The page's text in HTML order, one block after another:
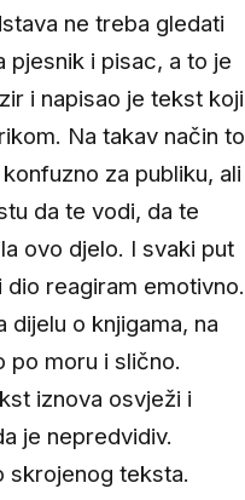
ne treba gledati
pjesnik i pisac, a to je
i napisao je tekst koji
Na takav način to
za publiku, ali
da te vodi, da te
ovo djelo. I svaki put
reagiram emotivno.
dijelu o knjigama, na
po moru i slično.
iznova osvježi i
je nepredvidiv.
skrojenog teksta.